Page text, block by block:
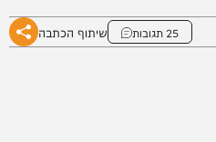
25 תגובות שיתוף הכתבה